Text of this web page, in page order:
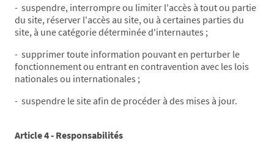
- suspendre, interrompre ou limiter l'accès à tout ou partie
du site, réserver l'accès au site, ou à certaines parties du
site, à une catégorie déterminée d'internautes ;
- supprimer toute information pouvant en perturber le
fonctionnement ou entrant en contravention avec les lois
nationales ou internationales ;
- suspendre le site afin de procéder à des mises à jour.
Article 4 - Responsabilités